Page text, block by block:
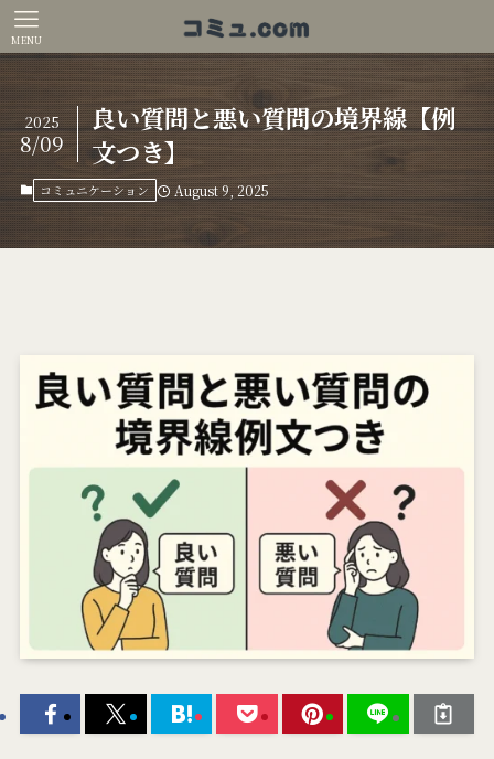
MENU
良い質問と悪い質問の境界線【例
文つき】
2025
8/09
コミュニケーション August 9, 2025